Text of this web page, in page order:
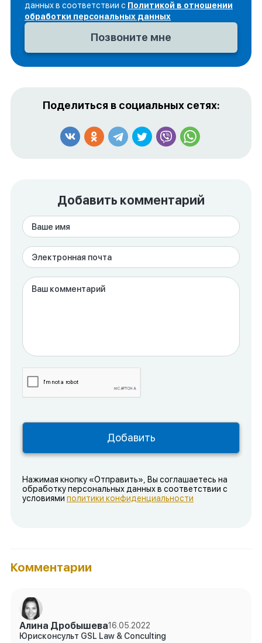
данных в соответствии с Политикой в отношении
обработки персональных данных
Поделиться в социальных сетях:
Добавить комментарий
Нажимая кнопку «Отправить», Вы соглашаетесь на
обработку персональных данных в соответствии с
условиями политики конфиденциальности
Комментарии
Алина Дробышева16.05.2022
Юрисконсульт GSL Law & Conculting